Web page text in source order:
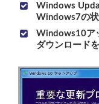
Windows
Windows7の
Windows10ア
ダウンロード